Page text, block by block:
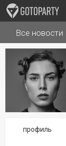
Города
Все новости
профиль